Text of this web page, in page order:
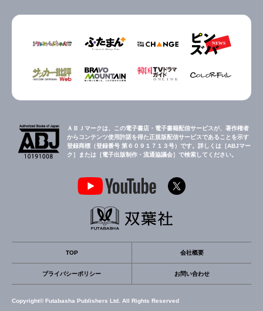
ＡＢＪマークは、この電子書店・電子書籍配信サービスが、著作権者
からコンテンツ使用許諾を得た正規版配信サービスであることを示す
登録商標（登録番号 第６０９１７１３号）です。詳しくは［ABJマー
ク］または［電子出版制作・流通協議会］で検索してください。
TOP 会社概要
プライバシーポリシー お問い合わせ
Copyright© Futabasha Publishers Ltd. All Rights Reserved